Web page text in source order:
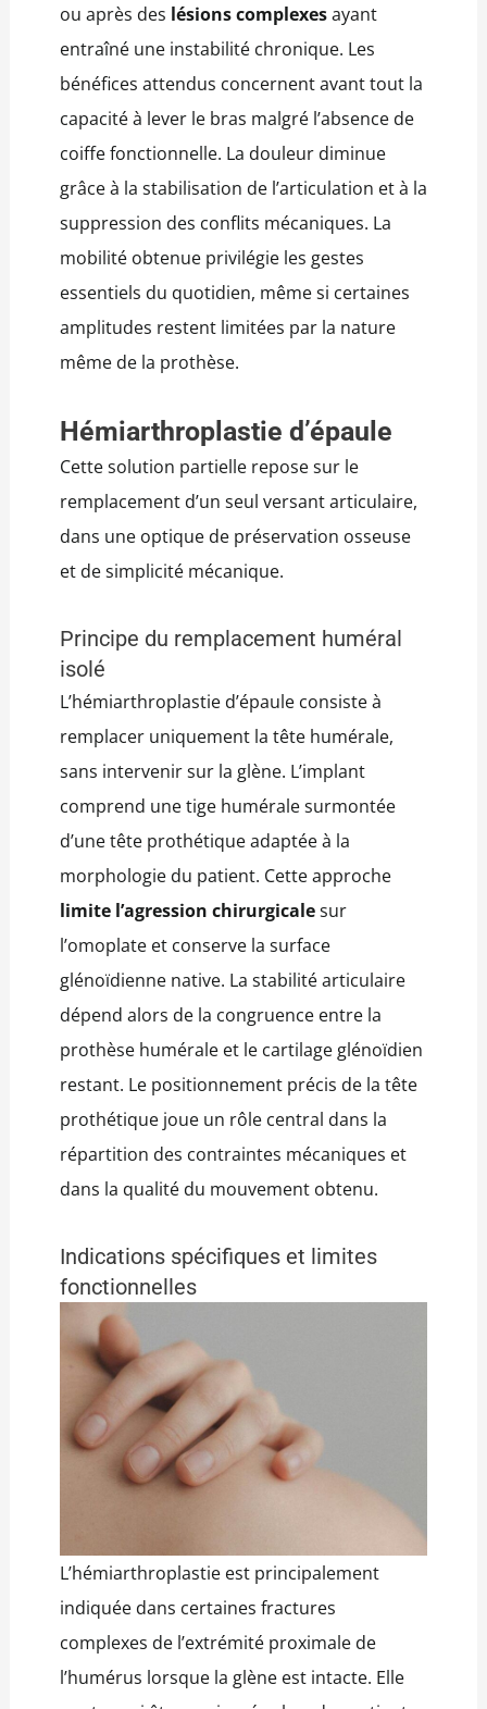
ou après des lésions complexesayant
entraîné une instabilité chronique. Les
bénéfices attendus concernent avant tout la
capacité à lever le bras malgré l’absence de
coiffe fonctionnelle. La douleur diminue
grâce à la stabilisation de l’articulation et à la
suppression des conflits mécaniques. La
mobilité obtenue privilégie les gestes
essentiels du quotidien, même si certaines
amplitudes restent limitées par la nature
même de la prothèse.
Hémiarthroplastie d’épaule
Cette solution partielle repose sur le
remplacement d’un seul versant articulaire,
dans une optique de préservation osseuse
et de simplicité mécanique.
Principe du remplacement huméral
isolé
L’hémiarthroplastie d’épaule consiste à
remplacer uniquement la tête humérale,
sans intervenir sur la glène. L’implant
comprend une tige humérale surmontée
d’une tête prothétique adaptée à la
morphologie du patient. Cette approche
limite l’agression chirurgicalesur
l’omoplate et conserve la surface
glénoïdienne native. La stabilité articulaire
dépend alors de la congruence entre la
prothèse humérale et le cartilage glénoïdien
restant. Le positionnement précis de la tête
prothétique joue un rôle central dans la
répartition des contraintes mécaniques et
dans la qualité du mouvement obtenu.
Indications spécifiques et limites
fonctionnelles
L’hémiarthroplastie est principalement
indiquée dans certaines fractures
complexes de l’extrémité proximale de
l’humérus lorsque la glène est intacte. Elle